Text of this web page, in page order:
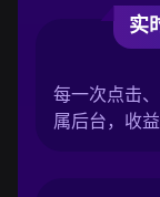
实
每一次点击
属后台，收